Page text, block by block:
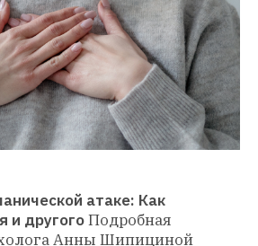
атаке: Как
и другогоПодробная
Анны Шипициной